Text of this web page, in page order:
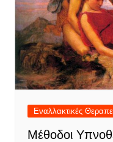
Εναλλακτικές
Μέθοδοι